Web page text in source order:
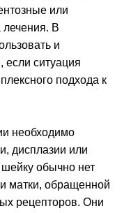
или
лечения. В
и
если ситуация
подхода к
необходимо
дисплазии или
обычно нет
матки, обращенной
рецепторов. Они